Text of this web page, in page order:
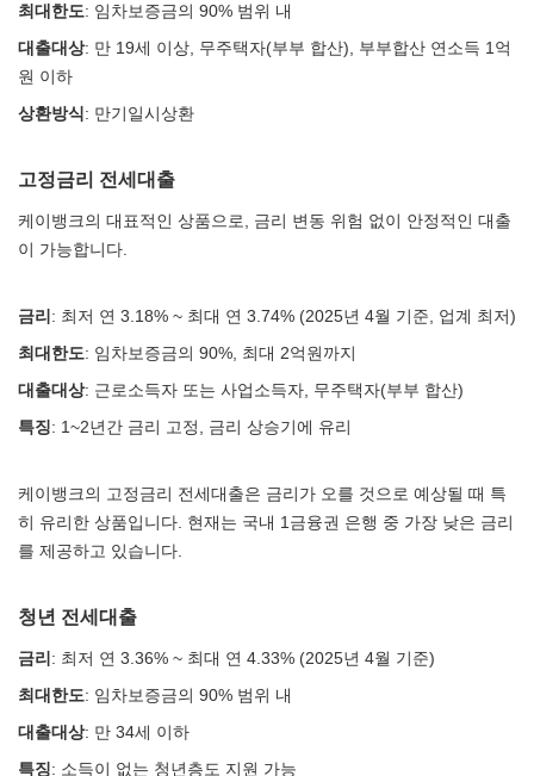
최대한도: 임차보증금의 90% 범위 내
대출대상: 만 19세 이상, 무주택자(부부 합산), 부부합산 연소득 1억
원 이하
상환방식: 만기일시상환
고정금리 전세대출
케이뱅크의 대표적인 상품으로, 금리 변동 위험 없이 안정적인 대출
이 가능합니다.
금리 : 최저 연 3.18% ~ 최대 연 3.74% (2025년 4월 기준, 업계 최저)
최대한도: 임차보증금의 90%, 최대 2억원까지
대출대상: 근로소득자 또는 사업소득자, 무주택자(부부 합산)
특징: 1~2년간 금리 고정, 금리 상승기에 유리
케이뱅크의 고정금리 전세대출은 금리가 오를 것으로 예상될 때 특
히 유리한 상품입니다. 현재는 국내 1금융권 은행 중 가장 낮은 금리
를 제공하고 있습니다.
청년 전세대출
금리 : 최저 연 3.36% ~ 최대 연 4.33% (2025년 4월 기준)
최대한도: 임차보증금의 90% 범위 내
대출대상: 만 34세 이하
특징: 소득이 없는 청년층도 지원 가능